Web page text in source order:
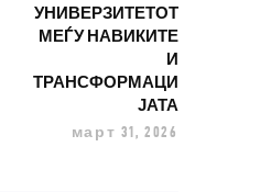
УНИВЕРЗИТЕТОТ
МЕЃУ НАВИКИТЕ
И
ТРАНСФОРМАЦИ
ЈАТА
март 31, 2026